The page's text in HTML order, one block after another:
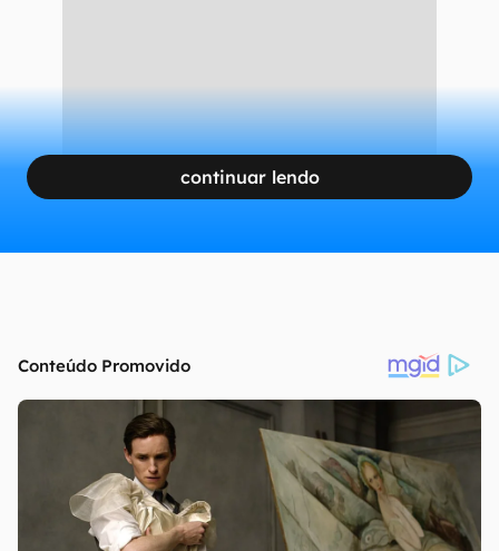
continuar lendo